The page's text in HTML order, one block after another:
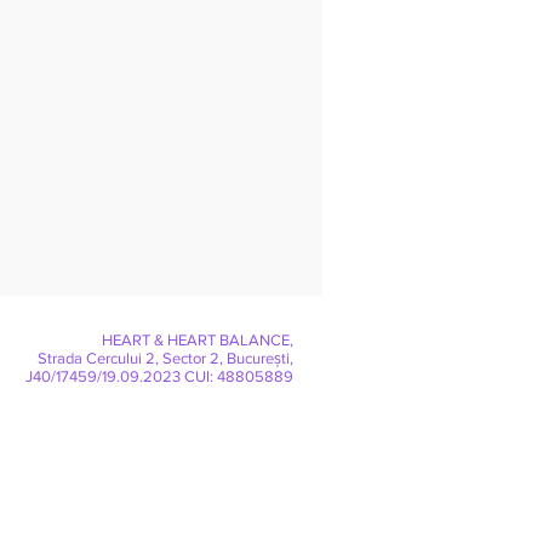
HEART & HEART BALANCE,
Strada Cercului 2, Sector 2, București,
J40/17459/19.09.2023 CUI: 48805889